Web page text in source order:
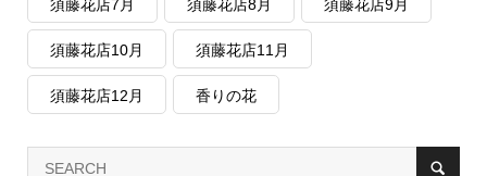
須藤花店7月 須藤花店8月 須藤花店9月
須藤花店10月 須藤花店11月
須藤花店12月 香りの花